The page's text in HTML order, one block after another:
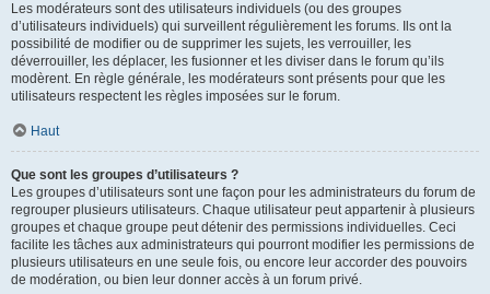
Les modérateurs sont des utilisateurs individuels (ou des groupes
d’utilisateurs individuels) qui surveillent régulièrement les forums. Ils ont la
possibilité de modifier ou de supprimer les sujets, les verrouiller, les
déverrouiller, les déplacer, les fusionner et les diviser dans le forum qu’ils
modèrent. En règle générale, les modérateurs sont présents pour que les
utilisateurs respectent les règles imposées sur le forum.
Haut
Que sont les groupes d’utilisateurs ?
Les groupes d’utilisateurs sont une façon pour les administrateurs du forum de
regrouper plusieurs utilisateurs. Chaque utilisateur peut appartenir à plusieurs
groupes et chaque groupe peut détenir des permissions individuelles. Ceci
facilite les tâches aux administrateurs qui pourront modifier les permissions de
plusieurs utilisateurs en une seule fois, ou encore leur accorder des pouvoirs
de modération, ou bien leur donner accès à un forum privé.